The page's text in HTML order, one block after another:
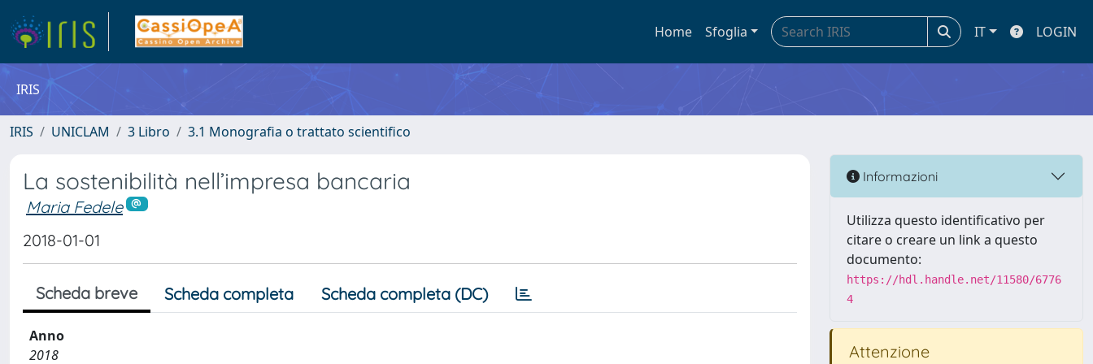
Home Sfoglia IT LOGIN
IRIS
IRIS UNICLAM 3 Libro 3.1 Monografia o trattato scientifico
La sostenibilità nell’impresa bancaria
Maria Fedele
2018-01-01
Scheda breve Scheda completa Scheda completa (DC)
Anno
2018
Informazioni
Utilizza questo identificativo per
citare o creare un link a questo
documento:
https://hdl.handle.net/11580/6776
4
Attenzione